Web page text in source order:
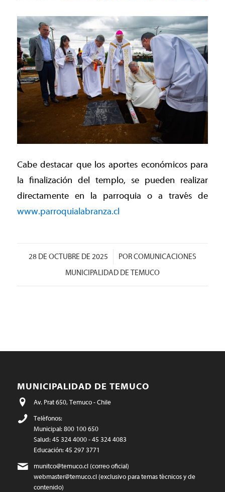
Cabe destacar que los aportes económicos para
la finalización del templo, se pueden realizar
directamente en la parroquia o a través de
www.parroquialabranza.cl
28 DE OCTUBRE DE 2025
/ PORCOMUNICACIONES
MUNICIPALIDAD DE TEMUCO
MUNICIPALIDAD DE TEMUCO
Av. Prat 650, Temuco - Chile
Teléfonos:
Municipal: 800 100 650
Salud: 45 324 4000 - 45 324 4083
Educación: 45 297 3771
munitco@temuco.cl(correo oficial)
webmaster@temuco.cl(exclusivo para temas técnicos y de
contenido)